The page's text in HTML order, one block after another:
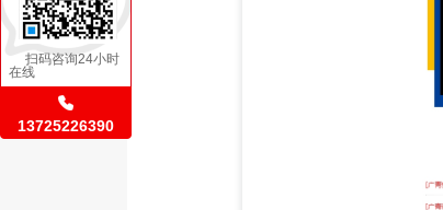
扫码咨询24小时
在线
13725226390